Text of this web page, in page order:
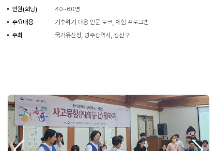
인원(회당)
40~60명
주요내용
기후위기 대응 인문 토크, 체험 프로그램
주최
국가유산청, 광주광역시, 광산구